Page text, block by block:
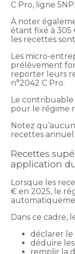
C Pro, ligne 5NP.
À noter
étant fixé à 305
les recettes
Les micro-
prélèvement
reporter leurs
n°2042 C Pro.
Le
pour le régime
Notez
recettes
Recettes
application
Lorsque les
€ en 2025, le
Dans ce cadre,
déclarer le
déduire
remplir la